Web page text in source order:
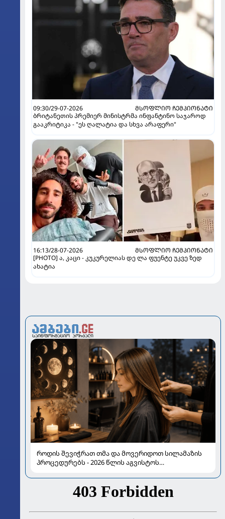
09:30/29-07-2026
ᲛᲡᲝᲤᲚᲘᲝ ᲩᲔᲛᲞᲘᲝᲜᲐᲢᲘ
ბრიტანეთის პრემიერ მინისტრმა ინფანტინო საჯაროდ
გააკრიტიკა - "ეს ღალატია და სხვა არაფერი"
16:13/28-07-2026
ᲛᲡᲝᲤᲚᲘᲝ ᲩᲔᲛᲞᲘᲝᲜᲐᲢᲘ
[PHOTO] ა, კაცი - კუკურელიას დე ლა ფუენტე უკვე ზედ
ახატია
როდის შევიჭრათ თმა და მოვერიდოთ სილამაზის
პროცედურებს - 2026 წლის აგვისტოს